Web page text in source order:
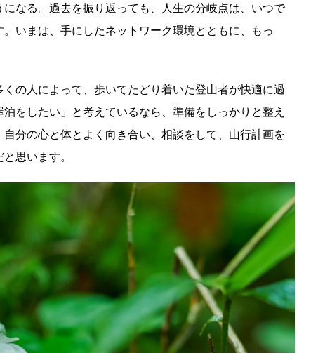
なる。過去を振り返っても、人生の分岐点は、いつで
いまは、手にしたネットワーク環境とともに、もっ
の人によって、歩いてたどり着いた登山者が快適に過
をしたい」と考えているなら、準備をしっかりと整え
分の心と体とよく向き合い、相談をして、山行計画を
思います。